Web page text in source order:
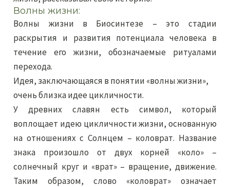
Волны жизни:
Волны жизни в Биосинтезе – это стадии
раскрытия и развития потенциала человека в
течение его жизни, обозначаемые ритуалами
перехода.
Идея, заключающаяся в понятии «волны жизни»,
очень близка идее цикличности.
У древних славян есть символ, который
воплощает идею цикличности жизни, основанную
на отношениях с Солнцем – коловрат. Название
знака произошло от двух корней «коло» –
солнечный круг и «врат» – вращение, движение.
Таким образом, слово «коловрат» означает